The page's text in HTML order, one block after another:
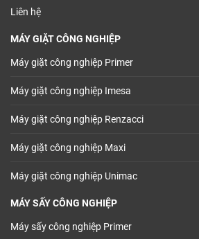
Liên hệ
MÁY GIẶT CÔNG NGHIỆP
Máy giặt công nghiệp Primer
Máy giặt công nghiệp Imesa
Máy giặt công nghiệp Renzacci
Máy giặt công nghiệp Maxi
Máy giặt công nghiệp Unimac
MÁY SẤY CÔNG NGHIỆP
Máy sấy công nghiệp Primer